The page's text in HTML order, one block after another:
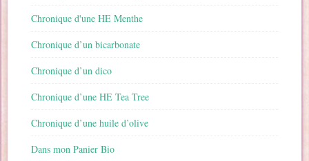
Chronique d'une HE Menthe
Chronique d’un bicarbonate
Chronique d’un dico
Chronique d’une HE Tea Tree
Chronique d’une huile d’olive
Dans mon Panier Bio